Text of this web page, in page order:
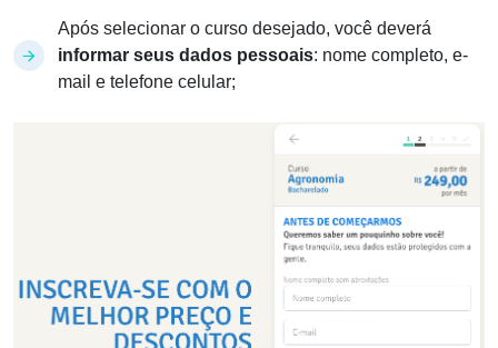
Após selecionar o curso desejado, você deverá
informar seus dados pessoais: nome completo, e-
mail e telefone celular;